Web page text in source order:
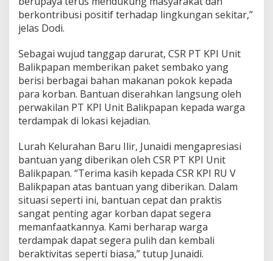
berkontribusi positif terhadap lingkungan sekitar,”
jelas Dodi.
Sebagai wujud tanggap darurat, CSR PT KPI Unit
Balikpapan memberikan paket sembako yang
berisi berbagai bahan makanan pokok kepada
para korban. Bantuan diserahkan langsung oleh
perwakilan PT KPI Unit Balikpapan kepada warga
terdampak di lokasi kejadian.
Lurah Kelurahan Baru Ilir, Junaidi mengapresiasi
bantuan yang diberikan oleh CSR PT KPI Unit
Balikpapan. “Terima kasih kepada CSR KPI RU V
Balikpapan atas bantuan yang diberikan. Dalam
situasi seperti ini, bantuan cepat dan praktis
sangat penting agar korban dapat segera
memanfaatkannya. Kami berharap warga
terdampak dapat segera pulih dan kembali
beraktivitas seperti biasa,” tutup Junaidi.